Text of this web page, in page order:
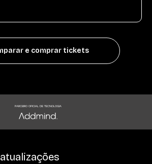
e comprar tickets
PARCEIRO OFICIAL DE TECNOLOGIA